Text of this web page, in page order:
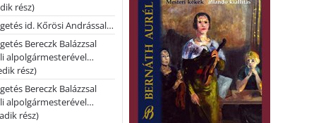
rész)
id. Kőrösi Andrással…
Bereczk Balázzsal
alpolgármesterével…
rész)
Bereczk Balázzsal
alpolgármesterével…
rész)